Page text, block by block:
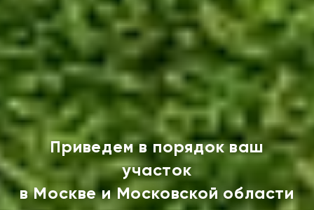
Приведем в порядок ваш
участок
в Москве и Московской области